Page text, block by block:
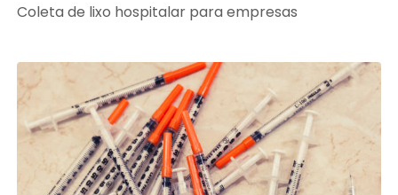
Coleta de lixo hospitalar para empresas